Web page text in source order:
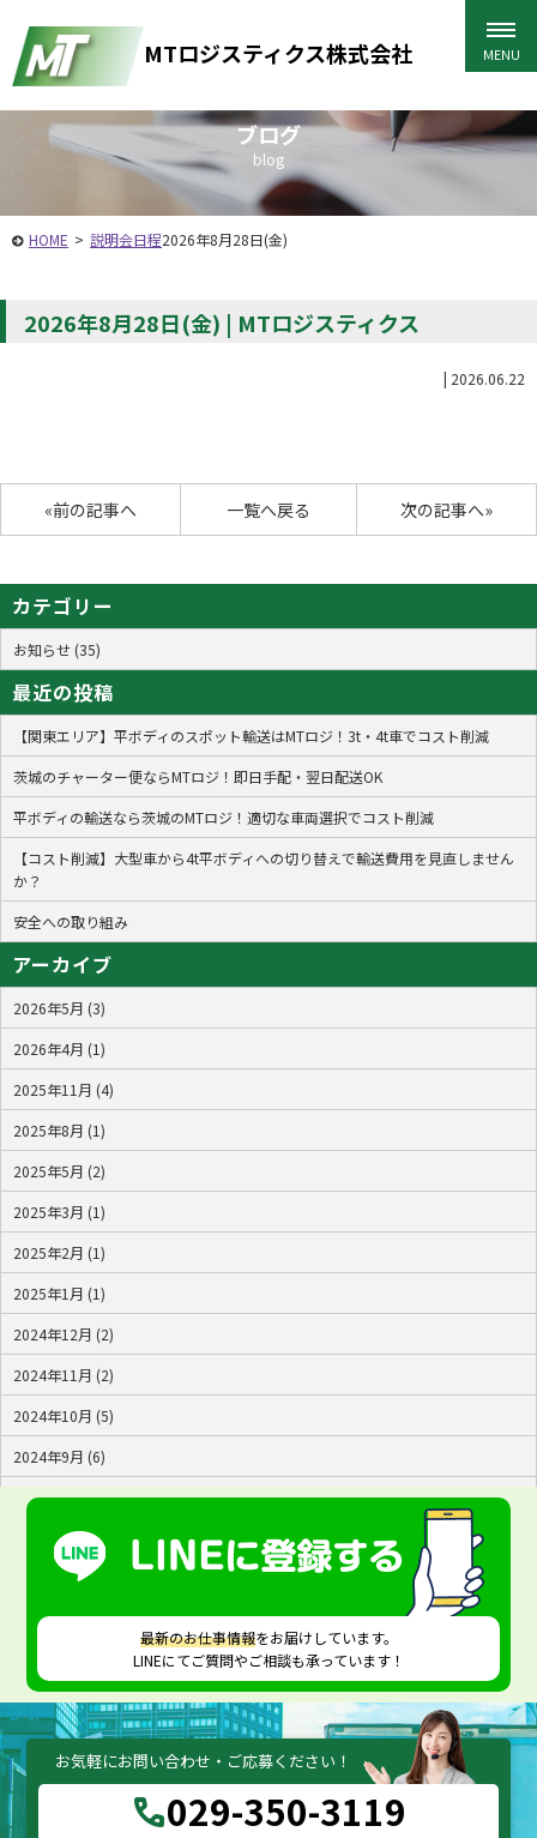
MTロジスティクス株式会社
ブログ
blog
HOME > 説明会日程2026年8月28日(金)
2026年8月28日(金) | MTロジスティクス
| 2026.06.22
«前の記事へ 次の記事へ»
一覧へ戻る
カテゴリー
お知らせ (35)
最近の投稿
【関東エリア】平ボディのスポット輸送はMTロジ！3t・4t車でコスト削減
茨城のチャーター便ならMTロジ！即日手配・翌日配送OK
平ボディの輸送なら茨城のMTロジ！適切な車両選択でコスト削減
【コスト削減】大型車から4t平ボディへの切り替えで輸送費用を見直しません
か？
安全への取り組み
アーカイブ
2026年5月 (3)
2026年4月 (1)
2025年11月 (4)
2025年8月 (1)
2025年5月 (2)
2025年3月 (1)
2025年2月 (1)
2025年1月 (1)
2024年12月 (2)
2024年11月 (2)
2024年10月 (5)
2024年9月 (6)
2024年8月 (4)
2024年7月 (2)
最新のお仕事情報をお届けしています。
LINEにてご質問やご相談も承っています！
お気軽にお問い合わせ・ご応募ください！
call029-350-3119